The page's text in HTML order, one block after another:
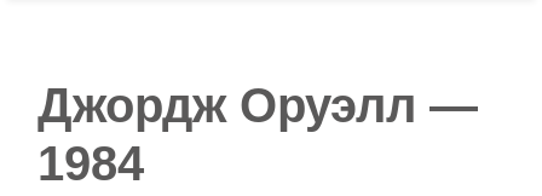
Джордж Оруэлл —
1984